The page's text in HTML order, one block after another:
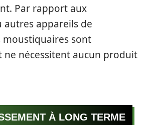
Par rapport aux
autres appareils de
sont
ne nécessitent aucun produit
À LONG TERME